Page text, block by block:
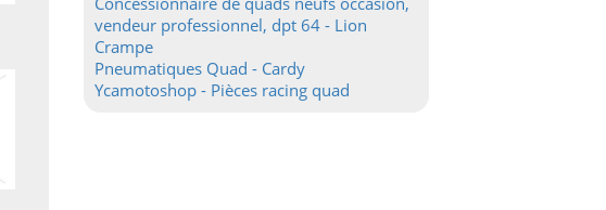
vendeur professionnel, dpt 64 - Lion
Crampe
Pneumatiques Quad - Cardy
Ycamotoshop - Pièces racing quad